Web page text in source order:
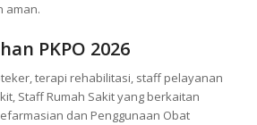
aman.
PKPO 2026
terapi rehabilitasi, staff pelayanan
Staff Rumah Sakit yang berkaitan
dan Penggunaan Obat